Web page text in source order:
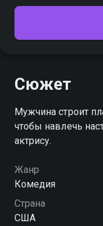
Сюжет
Мужчина строит
чтобы навлечь
актрису.
Жанр
Комедия
Страна
США